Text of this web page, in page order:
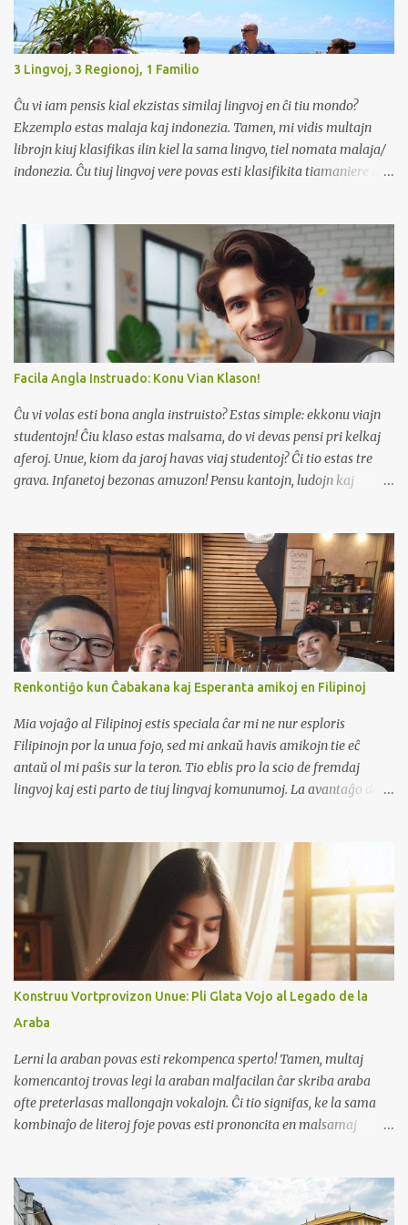
3 Lingvoj, 3 Regionoj, 1 Familio
Ĉu vi iam pensis kial ekzistas similaj lingvoj en ĉi tiu mondo?
Ekzemplo estas malaja kaj indonezia. Tamen, mi vidis multajn
librojn kiuj klasifikas ilin kiel la sama lingvo, tiel nomata malaja/
indonezia. Ĉu tiuj lingvoj vere povas esti klasifikita tiamaniere aŭ
Facila Angla Instruado: Konu Vian Klason!
Ĉu vi volas esti bona angla instruisto? Estas simple: ekkonu viajn
studentojn! Ĉiu klaso estas malsama, do vi devas pensi pri kelkaj
aferoj. Unue, kiom da jaroj havas viaj studentoj? Ĉi tio estas tre
grava. Infanetoj bezonas amuzon! Pensu kantojn, ludojn kaj
Eble parolu pri muziko, filmoj aŭ interreto. Plenkreskuloj ofte
bezonas la anglan por laboro aŭ vojaĝo. Ili volas lerni utilajn
frazojn kaj gramatikon. Due, kian nivelon estas viaj studentoj? Ĉu
ili estas novaj al la angla? Aŭ ĉu ili jam povas iom paroli?
Komencantoj devas lerni simplajn vortojn kaj frazojn. Ne estu tro
rapide! Se ili estas pli progresintaj, vi povas instrui al ili pli
malfacilan gramatikon kaj pli da vortoj. Vi ankaŭ povas paroli pri
pli malfacilaj temoj. Trie, kiom da studentoj estas en via klaso?
Malgranda klaso estas pli facila. Vi povas paroli kun ĉiu studento
ka...
Renkontiĝo kun Ĉabakana kaj Esperanta amikoj en Filipinoj
Mia vojaĝo al Filipinoj estis speciala ĉar mi ne nur esploris
Filipinojn por la unua fojo, sed mi ankaŭ havis amikojn tie eĉ
antaŭ ol mi paŝis sur la teron. Tio eblis pro la scio de fremdaj
lingvoj kaj esti parto de tiuj lingvaj komunumoj. La avantaĝo de
amikojn el la Ĉabakana kaj Esperanta komunumoj. Neniu el ili
konis unu la alian, do mi havis apartajn tagojn por renkonti
ambaŭ. Alia kialo estas, ke mi certe parolos Ĉabakanon kaj
Esperanton. Mi konas ambaŭ lingvojn, kaj ili ne. Mi vere ĝuis la
tempon kun ili, parolante kaj Ĉabakanon kaj Esperanton. Ni
parolis pri la spertoj de unu la alian lernante kaj vivante kun la
lingvoj kaj ilia evoluo. La Ĉabakana amikino estas libroverkistino,
ŝi donacis al mi sian Ĉabakan libron kaj fridujan magneton kiel
suvenirojn. La Esperanta amiko laboras en la Informa kaj
Teknologia fako, kaj li donacis al mi lokan kalendaron kiel suv...
Konstruu Vortprovizon Unue: Pli Glata Vojo al Legado de la
Araba
Lerni la araban povas esti rekompenca sperto! Tamen, multaj
komencantoj trovas legi la araban malfacilan ĉar skriba araba
ofte preterlasas mallongajn vokalojn. Ĉi tio signifas, ke la sama
kombinaĵo de literoj foje povas esti prononcita en malsamaj
vortojn kaj iliajn signifojn. Ĉi tio donos al vi solidan bazon kiam vi
komencos legi. Post kiam vi havas bonan komprenon de